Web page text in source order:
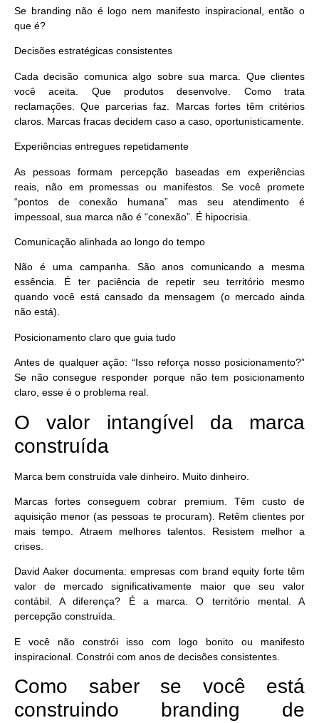
Se branding não é logo nem manifesto inspiracional, então o
que é?
Decisões estratégicas consistentes
Cada decisão comunica algo sobre sua marca. Que clientes
você aceita. Que produtos desenvolve. Como trata
reclamações. Que parcerias faz. Marcas fortes têm critérios
claros. Marcas fracas decidem caso a caso, oportunisticamente.
Experiências entregues repetidamente
As pessoas formam percepção baseadas em experiências
reais , não em promessas ou manifestos. Se você promete
“pontos de conexão humana” mas seu atendimento é
impessoal, sua marca não é “conexão”. É hipocrisia.
Comunicação alinhada ao longo do tempo
Não é uma campanha. São anos comunicando a mesma
essência. É ter paciência de repetir seu território mesmo
quando você está cansado da mensagem (o mercado ainda
não está).
Posicionamento claro que guia tudo
Antes de qualquer ação: “Isso reforça nosso posicionamento?”
Se não consegue responder porque não tem posicionamento
claro, esse é o problema real.
O valor intangível da marca
construída
Marca bem construída vale dinheiro. Muito dinheiro.
Marcas fortes conseguem cobrar premium. Têm custo de
aquisição menor (as pessoas te procuram). Retêm clientes por
mais tempo. Atraem melhores talentos. Resistem melhor a
crises.
David Aaker documenta: empresas com brand equity forte têm
valor de mercado significativamente maior que seu valor
contábil. A diferença? É a marca. O território mental. A
percepção construída.
E você não constrói isso com logo bonito ou manifesto
inspiracional. Constrói com anos de decisões consistentes.
Como saber se você está
construindo branding de